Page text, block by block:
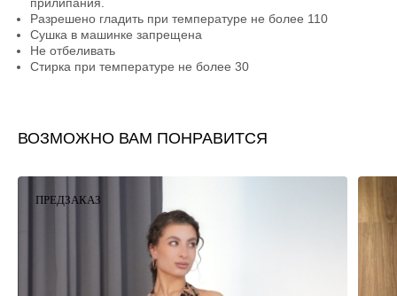
Разрешено гладить при температуре не более 110
Сушка в машинке запрещена
Не отбеливать
Стирка при температуре не более 30
ВОЗМОЖНО ВАМ ПОНРАВИТСЯ
ПРЕДЗАКАЗ